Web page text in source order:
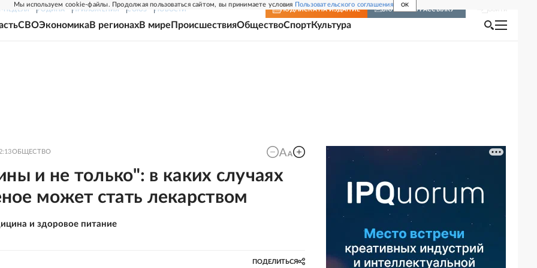
Мы используем cookie-файлы. Продолжая пользоваться сайтом, вы принимаете условия Пользовательского соглашения OK
НЕДЕЛЯ РОДИНА ПРИЛОЖЕНИЯ СОЮЗ НОВОСТИ ПОДПИСКА НА ИЗДАНИЕ ВКЛЮЧИТЬ РАССЫЛКУ
СВОЭкономикаВ регионахВ мире ПроисшествияОбществоСпортКультура
ОБЩЕСТВО
и не только": в каких случаях
может стать лекарством
и здоровое питание
ПОДЕЛИТЬСЯ